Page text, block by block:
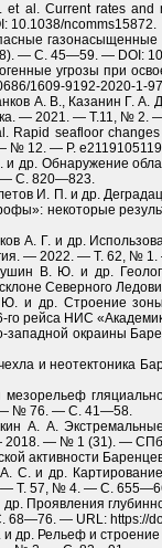
et al. Current rates
10.1038/ncomms15872.
— С. 45—59. — DOI:
угрозы при
1609-9192-2020-1-
А. В., Казанин Г.
— 2021. — Т.11, №
Rapid seafloor
12. — P.
др. Обнаружение
— С. 820—823.
И. П. и др.
некоторые
А. Г. и др.
— 2022. — Т. 62, №
В. Ю. и др.
Северного
и др. Строение
го рейса НИС
западной окраины
и неотектоника
— № 76. — С. 41—58.
А. А.
— 2018. — № 1 (31). —
активности
и др. Картирование
— Т. 57, № 4. — С.
Проявления
— URL: https://
др. Рельеф и строение